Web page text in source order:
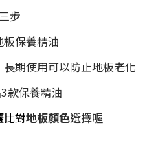
步
保養精油
期使用可以防止地板老化
款保養精油
比對地板顏色選擇喔